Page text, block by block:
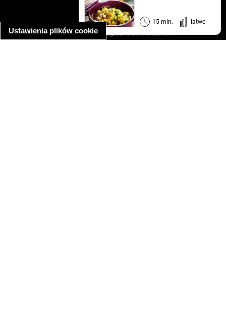
Ustawienia plików cookie
15 min. łatwe
regulamin
informacja o prywatności
informacja o wykorzystaniu plików cookie